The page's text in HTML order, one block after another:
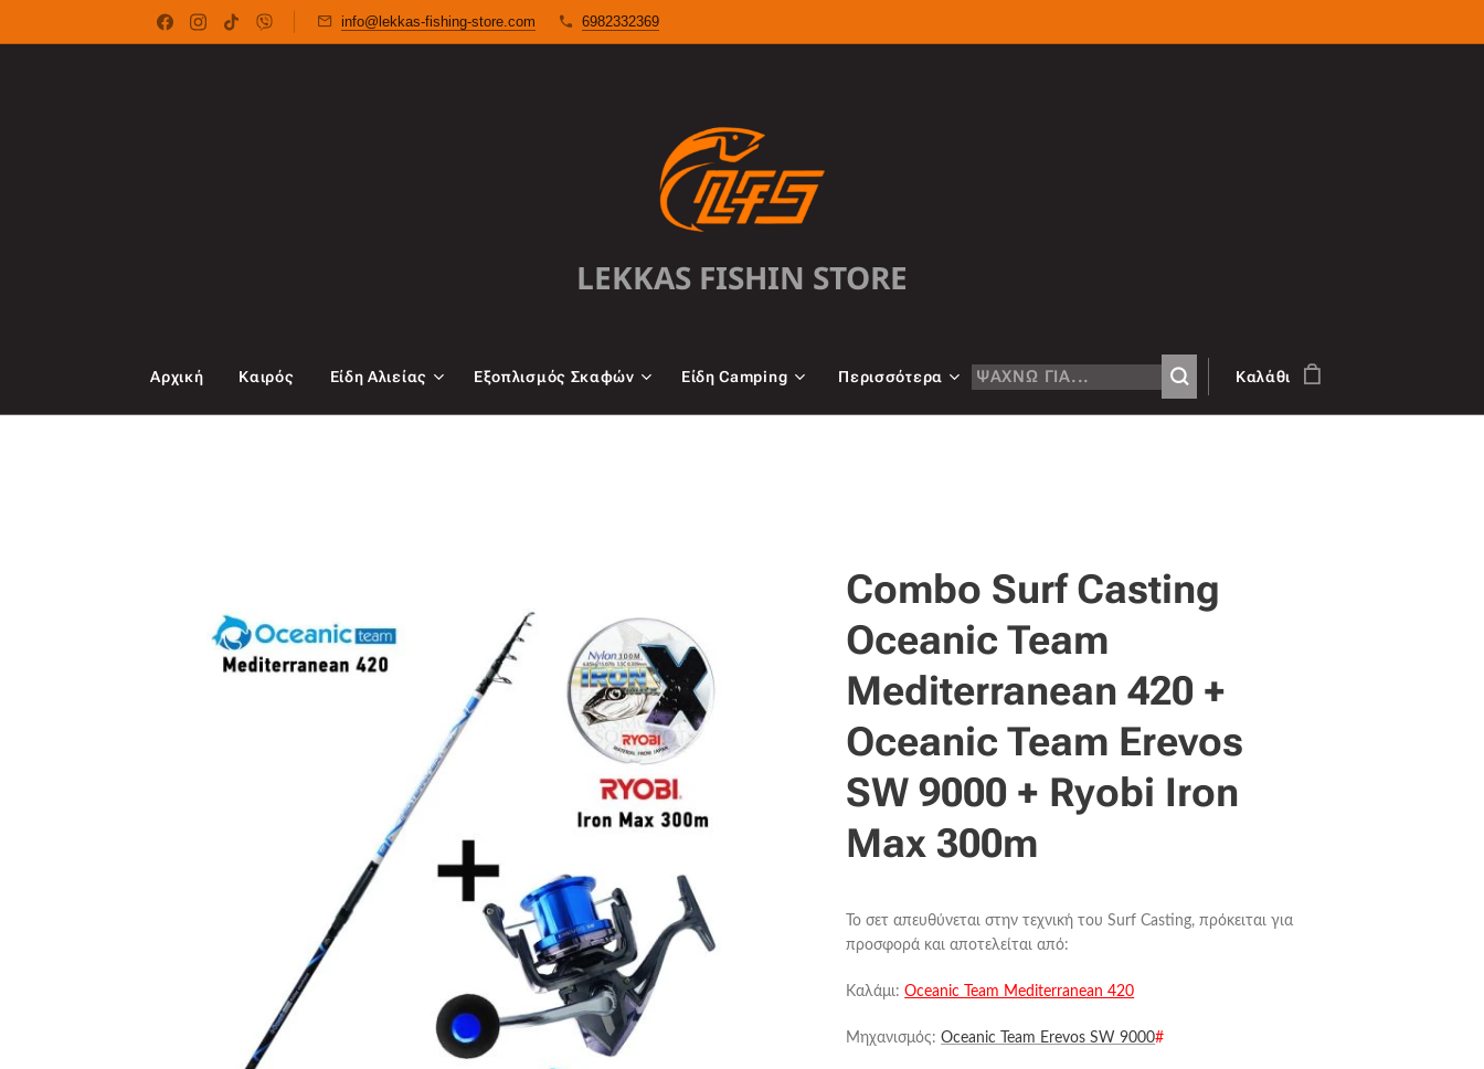
info@lekkas-fishing-store.com 6982332369
LEKKAS FISHIN STORE
Αρχική Καιρός Είδη Αλιείας Εξoπλισμός Σκαφών Είδη Camping Περισσότερα Καλάθι
Combo Surf Casting
Oceanic Team
Mediterranean 420 +
Oceanic Team Erevos
SW 9000 + Ryobi Iron
Max 300m
Το σετ απευθύνεται στην τεχνική του Surf Casting, πρόκειται για
προσφορά και αποτελείται από:
Καλάμι:Oceanic Team Mediterranean 420
Μηχανισμός:Oceanic Team Erevos SW 9000#